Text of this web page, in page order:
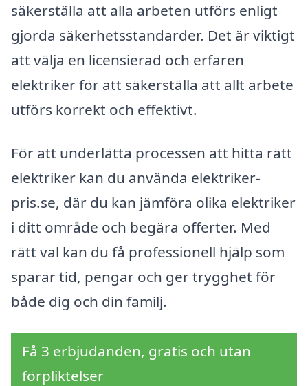
säkerställa att alla arbeten utförs enligt
gjorda säkerhetsstandarder. Det är viktigt
att välja en licensierad och erfaren
elektriker för att säkerställa att allt arbete
utförs korrekt och effektivt.
För att underlätta processen att hitta rätt
elektriker kan du använda elektriker-
pris.se, där du kan jämföra olika elektriker
i ditt område och begära offerter. Med
rätt val kan du få professionell hjälp som
sparar tid, pengar och ger trygghet för
både dig och din familj.
Få 3 erbjudanden, gratis och utan
förpliktelser